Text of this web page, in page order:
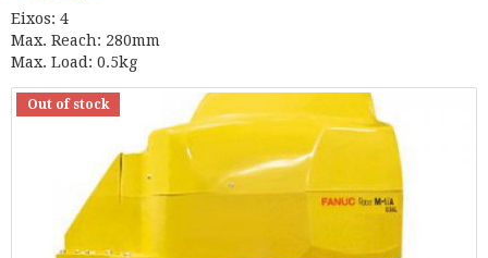
Eixos: 4
Max. Reach: 280mm
Max. Load: 0.5kg
Out of stock